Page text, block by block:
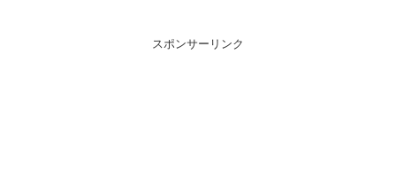
スポンサーリンク